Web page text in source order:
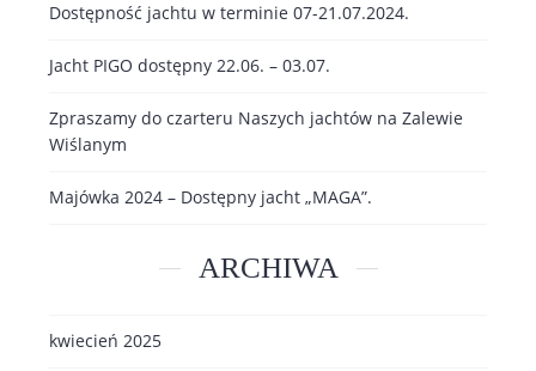
Dostępność jachtu w terminie 07-21.07.2024.
Jacht PIGO dostępny 22.06. – 03.07.
Zpraszamy do czarteru Naszych jachtów na Zalewie
Wiślanym
Majówka 2024 – Dostępny jacht „MAGA”.
ARCHIWA
kwiecień 2025